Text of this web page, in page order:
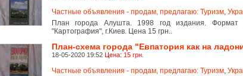
Частные объявления - продам, предлагаю: Туризм,
План города Алушта. 1998 год издания.
"Картография", г.Киев. Цена 15 грн..
План-схема города "Евпатория как на
18-05-2020 19:52 Цена: 15 грн.
Частные объявления - продам, предлагаю: Туризм,